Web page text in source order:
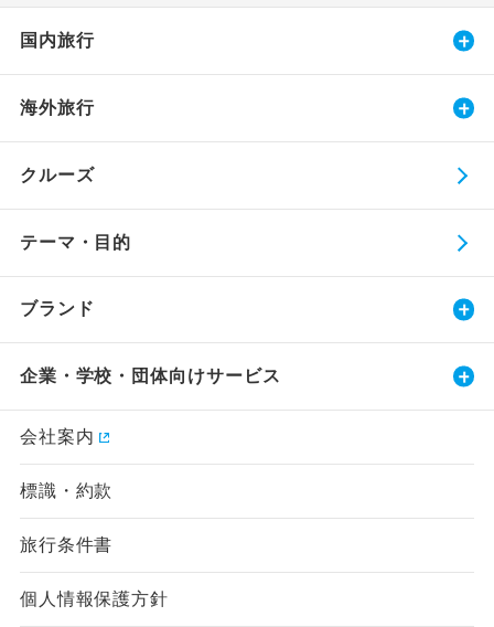
国内旅行
海外旅行
クルーズ
テーマ・目的
ブランド
企業・学校・団体向けサービス
会社案内
標識・約款
旅行条件書
個人情報保護方針